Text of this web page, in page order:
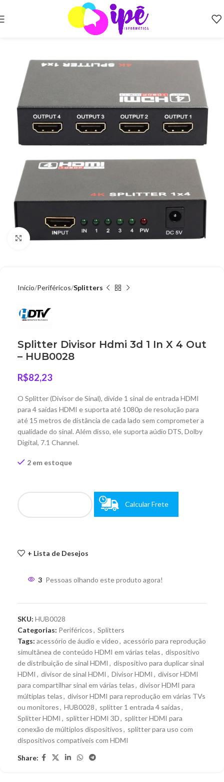
Clique para ampliar
Início Periféricos Splitters
Splitter Divisor Hdmi 3d 1 In X 4 Out
– HUB0028
R$82,23
O Splitter (Divisor de Sinal), divide 1 sinal de entrada HDMI
para 4 saídas HDMI e suporta até 1080p de resolução para
até 15 metros de distância de cada lado sem comprometer a
qualidade do sinal. Além disso, ele suporta aúdio DTS, Dolby
Digital, 7.1 Channel.
2 em estoque
Calcular Frete
+ Lista de Desejos
3 Pessoas olhando este produto agora!
SKU: HUB0028
Categorias: Periféricos, Splitters
Tags: acessório de áudio e vídeo, acessório para reprodução
simultânea de conteúdo HDMI em várias telas, dispositivo
de distribuição de sinal HDMI , dispositivo para duplicar sinal
HDMI , divisor de sinal HDMI , Divisor HDMI , divisor HDMI
para compartilhar sinal em várias telas, divisor HDMI para
múltiplas telas, divisor HDMI para reprodução em várias TVs
ou monitores, HUB0028, splitter 1 entrada 4 saídas,
Splitter HDMI , splitter HDMI 3D, splitter HDMI para
conexão de múltiplos dispositivos, splitter para uso com
dispositivos compatíveis com HDMI
Share: